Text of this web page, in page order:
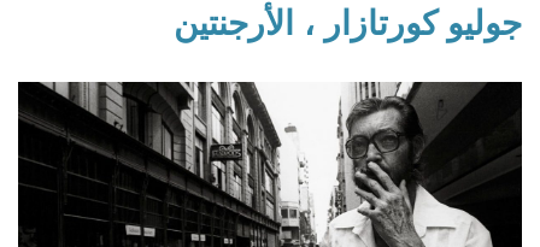
جوليو كورتازار ، الأرجنتين